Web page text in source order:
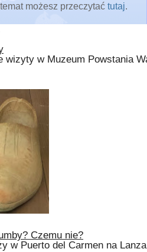
możesz przeczytać tutaj.
wizyty w Muzeum Powstania
Czemu nie?
w Puerto del Carmen na